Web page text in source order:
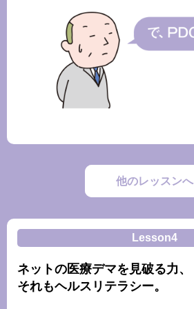
他のレッスンへ
Lesson4
ネットの医療デマを見破る力、
それもヘルスリテラシー。